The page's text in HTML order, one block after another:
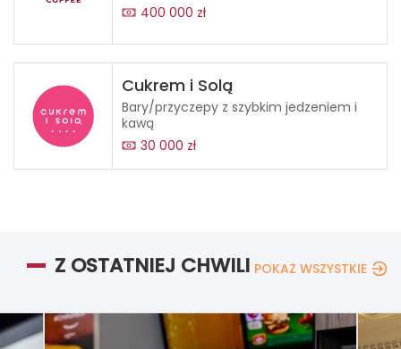
400 000 zł
Cukrem i Solą
Bary/przyczepy z szybkim jedzeniem i
kawą
30 000 zł
Z OSTATNIEJ CHWILI POKAŻ WSZYSTKIE